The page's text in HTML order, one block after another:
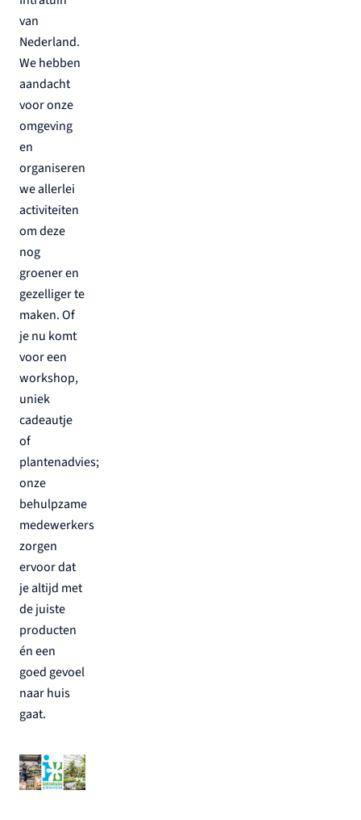
van
Nederland.
We hebben
aandacht
voor onze
omgeving
en
organiseren
we allerlei
activiteiten
om deze
nog
groener en
gezelliger te
maken. Of
je nu komt
voor een
workshop,
uniek
cadeautje
of
plantenadvies;
onze
behulpzame
medewerkers
zorgen
ervoor dat
je altijd met
de juiste
producten
én een
goed gevoel
naar huis
gaat.